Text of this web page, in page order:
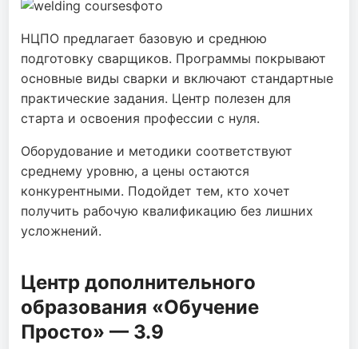
НЦПО предлагает базовую и среднюю
подготовку сварщиков. Программы покрывают
основные виды сварки и включают стандартные
практические задания. Центр полезен для
старта и освоения профессии с нуля.
Оборудование и методики соответствуют
среднему уровню, а цены остаются
конкурентными. Подойдет тем, кто хочет
получить рабочую квалификацию без лишних
усложнений.
Центр дополнительного
образования «Обучение
Просто» — 3.9